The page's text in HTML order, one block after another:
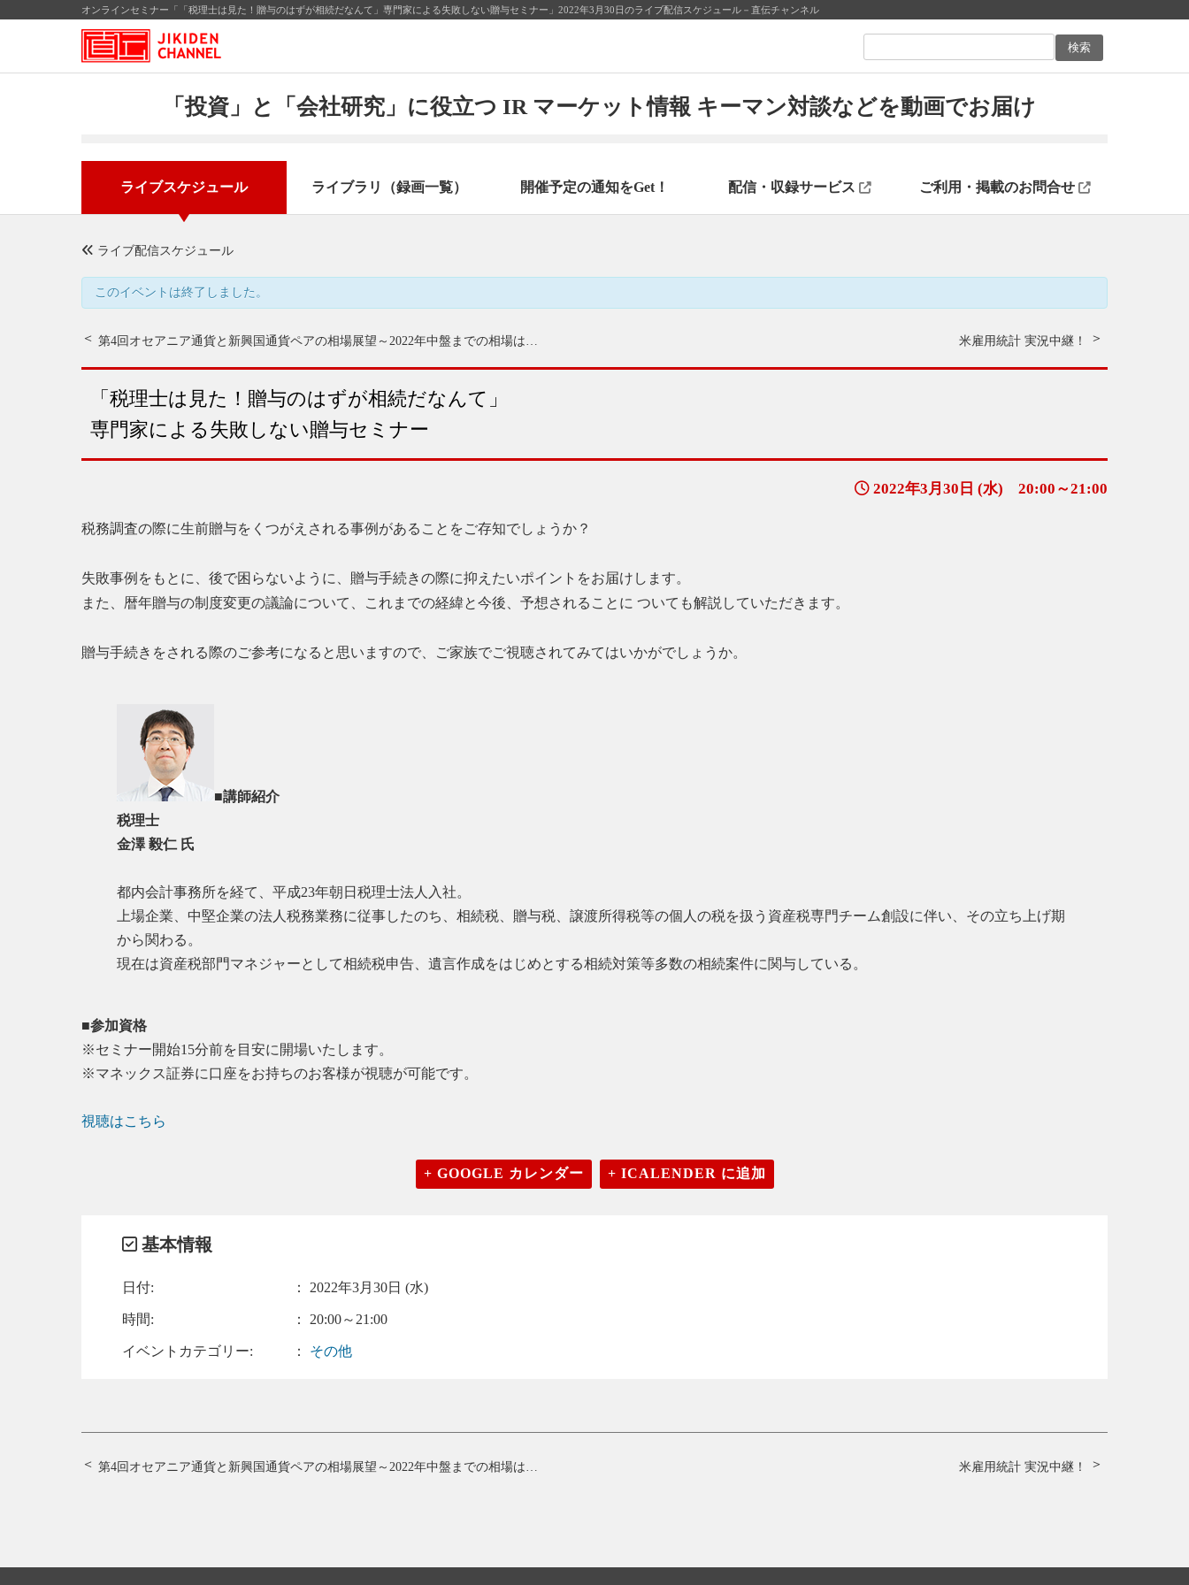
オンラインセミナー「「税理士は見た！贈与のはずが相続だなんて」専門家による失敗しない贈与セミナー」2022年3月30日のライブ配信スケジュール－直伝チャンネル
「投資」と「会社研究」に役立つ IR マーケット情報 キーマン対談などを動画でお届け
ライブスケジュール ライブラリ（録画一覧） 開催予定の通知をGet！ 配信・収録サービス ご利用・掲載のお問合せ
ライブ配信スケジュール
このイベントは終了しました。
第4回オセアニア通貨と新興国通貨ペアの相場展望～2022年中盤までの相場はどうなる？～ 米雇用統計 実況中継！
「税理士は見た！贈与のはずが相続だなんて」
専門家による失敗しない贈与セミナー
2022年3月30日 (水) 20:00～21:00
税務調査の際に生前贈与をくつがえされる事例があることをご存知でしょうか？
失敗事例をもとに、後で困らないように、贈与手続きの際に抑えたいポイントをお届けします。
また、暦年贈与の制度変更の議論について、これまでの経緯と今後、予想されることに ついても解説していただきます。
贈与手続きをされる際のご参考になると思いますので、ご家族でご視聴されてみてはいかがでしょうか。
■講師紹介
税理士
金澤 毅仁 氏
都内会計事務所を経て、平成23年朝日税理士法人入社。
上場企業、中堅企業の法人税務業務に従事したのち、相続税、贈与税、譲渡所得税等の個人の税を扱う資産税専門チーム創設に伴い、その立ち上げ期
から関わる。
現在は資産税部門マネジャーとして相続税申告、遺言作成をはじめとする相続対策等多数の相続案件に関与している。
■参加資格
※セミナー開始15分前を目安に開場いたします。
※マネックス証券に口座をお持ちのお客様が視聴が可能です。
視聴はこちら
+ GOOGLE カレンダー + ICALENDER に追加
基本情報
日付: ： 2022年3月30日 (水)
時間: ： 20:00～21:00
イベントカテゴリー: ： その他
第4回オセアニア通貨と新興国通貨ペアの相場展望～2022年中盤までの相場はどうなる？～ 米雇用統計 実況中継！